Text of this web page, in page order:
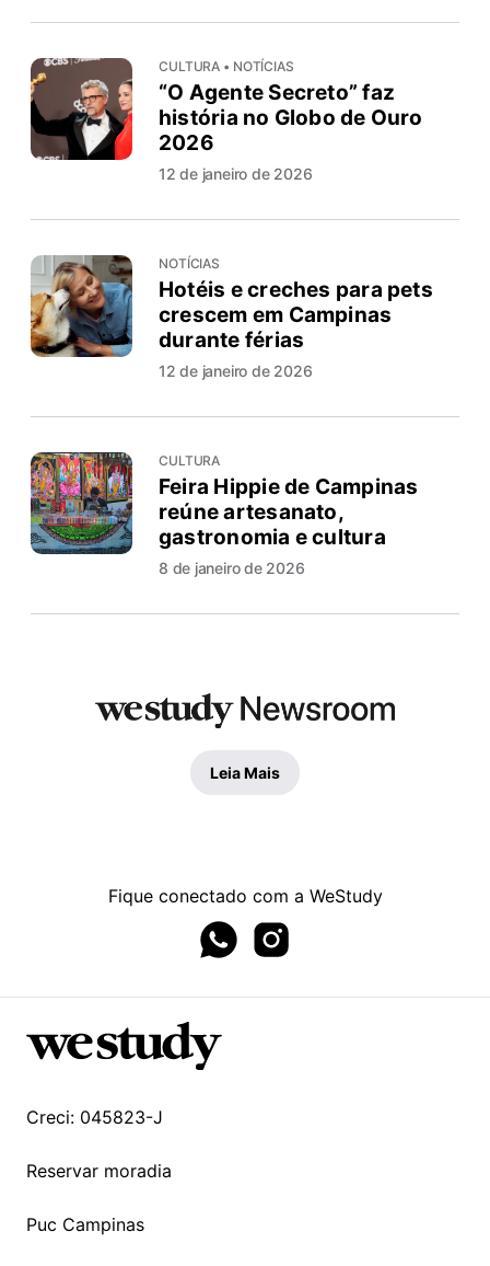
CULTURA • NOTÍCIAS
“O Agente Secreto” faz
história no Globo de Ouro
2026
12 de janeiro de 2026
NOTÍCIAS
Hotéis e creches para pets
crescem em Campinas
durante férias
12 de janeiro de 2026
CULTURA
Feira Hippie de Campinas
reúne artesanato,
gastronomia e cultura
8 de janeiro de 2026
Leia Mais
Fique conectado com a WeStudy
Creci: 045823-J
Reservar moradia
Puc Campinas